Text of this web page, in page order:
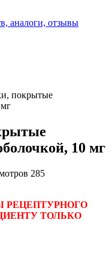
аналоги, отзывы
покрытые
10 мг
285
РЕЦЕПТУРНОГО
ТОЛЬКО